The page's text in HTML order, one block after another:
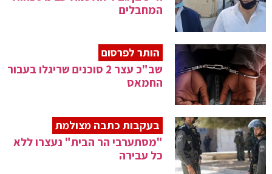
המחבלים
הותר לפרסום
שב"כ עצר 2 סוכנים שריגלו בעבור
החמאס
בעקבות כתבה מצולמת
"מסתערבי הר הבית" נעצרו ללא
כל עבירה